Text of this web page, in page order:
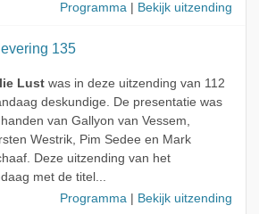
Programma Bekijk uitzending
135
Lustwas in deze uitzending van 112
deskundige. De presentatie was
van Gallyon van Vessem,
Westrik, Pim Sedee en Mark
Deze uitzending van het
met de titel...
Programma
Bekijk uitzending